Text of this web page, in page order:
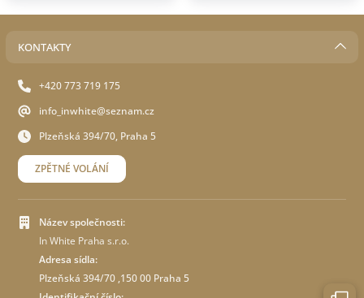
KONTAKTY
+420 773 719 175
info_inwhite@seznam.cz
Plzeňská 394/70, Praha 5
ZPĚTNÉ VOLÁNÍ
Název společnosti:
In White Praha s.r.o.
Adresa sídla:
Plzeňská 394/70 ,150 00 Praha 5